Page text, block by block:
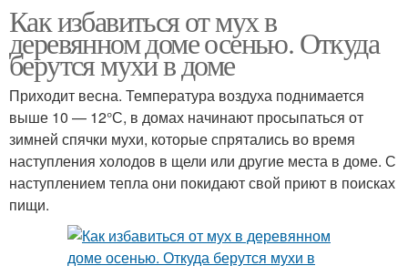
Как избавиться от мух в
деревянном доме осенью. Откуда
берутся мухи в доме
Приходит весна. Температура воздуха поднимается
выше 10 — 12°С, в домах начинают просыпаться от
зимней спячки мухи, которые спрятались во время
наступления холодов в щели или другие места в доме. С
наступлением тепла они покидают свой приют в поисках
пищи.